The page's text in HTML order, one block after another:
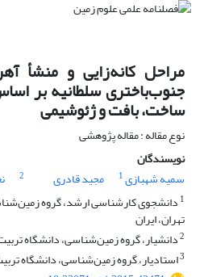
مراحل کانه‌زایی و منشأ
جنوب‌باختری سلطانیه بر
ساخت، بافت و ژئوشیمی
نوع مقاله : مقاله پژوهشی
نویسندگان
سمیه شهبازی1 مجید قادری 2
1 دانشجوی کارشناسی ارشد، گروه
تهران، ایران
2دانشیار، گروه زمین‌شناسی، دانشگاه
3استادیار، گروه زمین‌شناسی، دانشگاه